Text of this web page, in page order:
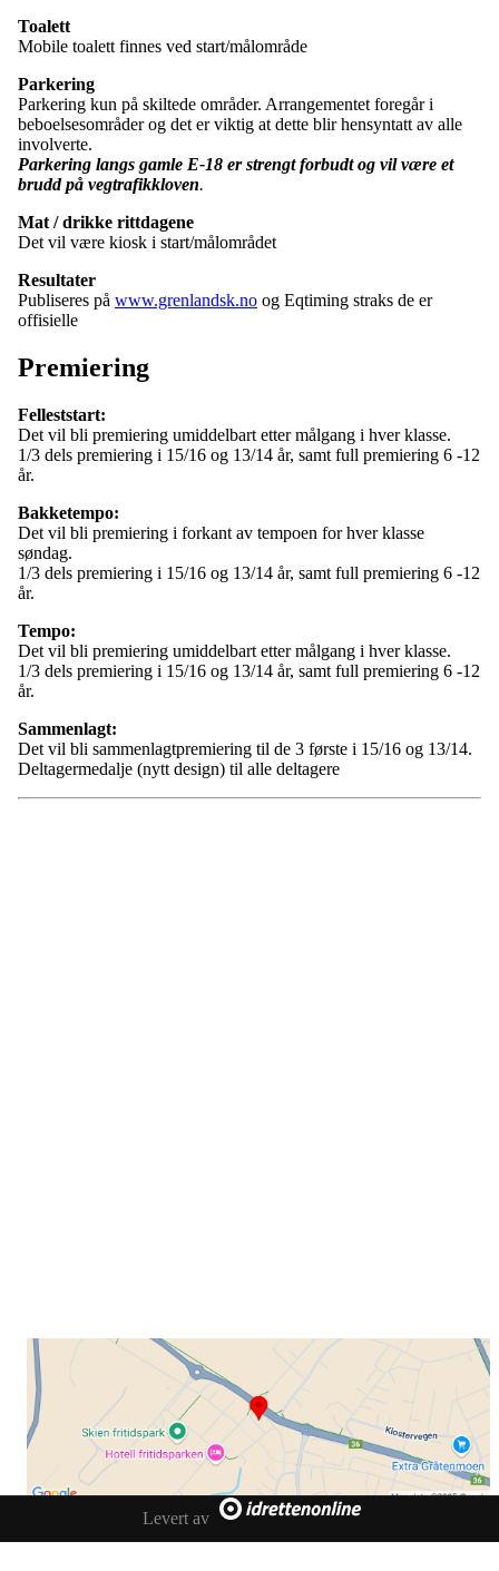
Toalett
Mobile toalett finnes ved start/målområde
Parkering
Parkering kun på skiltede områder. Arrangementet foregår i
beboelsesområder og det er viktig at dette blir hensyntatt av alle
involverte.
Parkering langs gamle E-18 er strengt forbudt og vil være et
brudd på vegtrafikkloven.
Mat / drikke rittdagene
Det vil være kiosk i start/målområdet
Resultater
Publiseres på www.grenlandsk.no og Eqtiming straks de er
offisielle
Premiering
Felleststart:
Det vil bli premiering umiddelbart etter målgang i hver klasse.
1/3 dels premiering i 15/16 og 13/14 år, samt full premiering 6 -12
år.
Bakketempo:
Det vil bli premiering i forkant av tempoen for hver klasse
søndag.
1/3 dels premiering i 15/16 og 13/14 år, samt full premiering 6 -12
år.
Tempo:
Det vil bli premiering umiddelbart etter målgang i hver klasse.
1/3 dels premiering i 15/16 og 13/14 år, samt full premiering 6 -12
år.
Sammenlagt:
Det vil bli sammenlagtpremiering til de 3 første i 15/16 og 13/14.
Deltagermedalje (nytt design) til alle deltagere
Levert av